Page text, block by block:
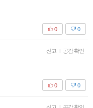
0
0
신고 | 공감 확인
0
0
|